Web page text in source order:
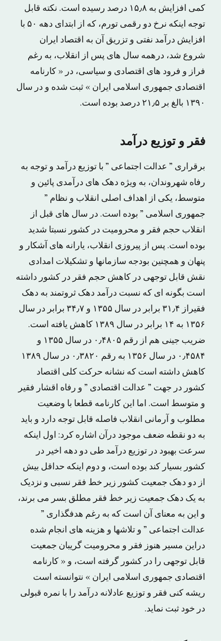
کمی افزایش به ۱۵٫۸ درصد رسیده است. نکته قابل
توجه اینکه نرخ دو رقمی تورم، که از ابتدای دهه ۵۰ با
افزایش درآمد نفتی و تزریق آن به اقتصاد ایران
شروع شد، درهمه سال های پس از انقلاب، به رغم
فراز و فرود های اقتصادی و سیاسی، در « کارنامه
اقتصادی جمهوری اسلامی ایران » ثبت شده و در سال
۱۳۹۰ بالغ بر ۲۱٫۵ درصد بوده است.
فقر و توزیع درآمد
برقراری ” عدالت اجتماعی ” با توزیع درآمد و توجه به
رفاه شهروندان، به ویژه دهک های درآمدی پائین و
متوسط، یکی از اهداف اصلی انقلاب و نظام ”
جمهوری اسلامی ” بوده است. در سال های قبل از
انقلاب حجم فقر و محرومیت در کشور نسبتا شدید
بوده است. پس از پیروزی انقلاب، یارانه های آشکار و
پنهان و همچنین بودجه سازمانها و تشکیلات امدادی
نقش قابل توجهی در کاهش حجم فقر در کشور داشته
است بگونه ای که نسبت درآمد دهک ثروتمند به دهک
فقیراز ۳۱٫۴ برابر در سال ۱۳۵۵ و ۳۴٫۷ برابر در سال
۱۳۵۶ به ۱۴ برابر در سال ۱۳۸۹ کاهش یافته است.
ضریب جینی هم از رقم ۰٫۴۸۰۵ در سال ۱۳۵۵ و
۰٫۴۵۸۴ در سال ۱۳۵۶ به رقم ۰٫۳۸۲۰ در سال ۱۳۸۹
کاهش داشته است که نشانه حرکت کلی اقتصاد
کشور در جهت ” عدالت اقتصادی ” و رفاه اقشار فقیر
و متوسط است. اما این کارنامه قطعا با وضعیت
مطلوب و آرمانی انقلاب فاصله قابل توجه دارد و باید
به دو نقطه ضعف موجود درآن اشاره کرد: اول اینکه
سرعت بهبود در توزیع درآمد طی دو دهه اخیر در
کشور بسیار کند بوده است، و دوم اینکه حداقل بیش
از دو دهک جمعیت کشور زیر خط فقر نسبی و نزدیک
به یک دهک جمعیت زیر خط فقر مطلق بسر می برند،
و این به معنای آن است که به رغم هدفگذاری ”
عدالت اجتماعی ” و تلاشها و هزینه های انجام شده
دراین مسیر هنوز فقر و محرومیت گریبان جمعیت
قابل توجهی را در کشور گرفته است، و « کارنامه
اقتصادی جمهوری اسلامی ایران » نتوانسته است
ریشه کنی فقر و توزیع عادلانه درآمد را با نمره قبولی
در خود ثبت نماید.